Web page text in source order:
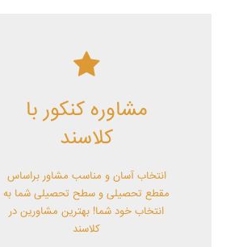
مشاوره کنکور با
کلاسند
انتخاب آسان و مناسب مشاور براساس
مقطع تحصیلی و سطح تحصیلی شما به
انتخاب خود شما! بهترین مشاورین در
کلاسند